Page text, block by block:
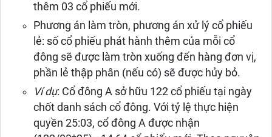
thêm 03 cổ phiếu mới.
Phương án làm tròn, phương án xử lý cổ phiếu
lẻ: số cổ phiếu phát hành thêm của mỗi cổ
đông sẽ được làm tròn xuống đến hàng đơn vị,
phần lẻ thập phân (nếu có) sẽ được hủy bỏ.
Ví dụ: Cổ đông A sở hữu 122 cổ phiếu tại ngày
chốt danh sách cổ đông. Với tỷ lệ thực hiện
quyền 25:03, cổ đông A được nhận